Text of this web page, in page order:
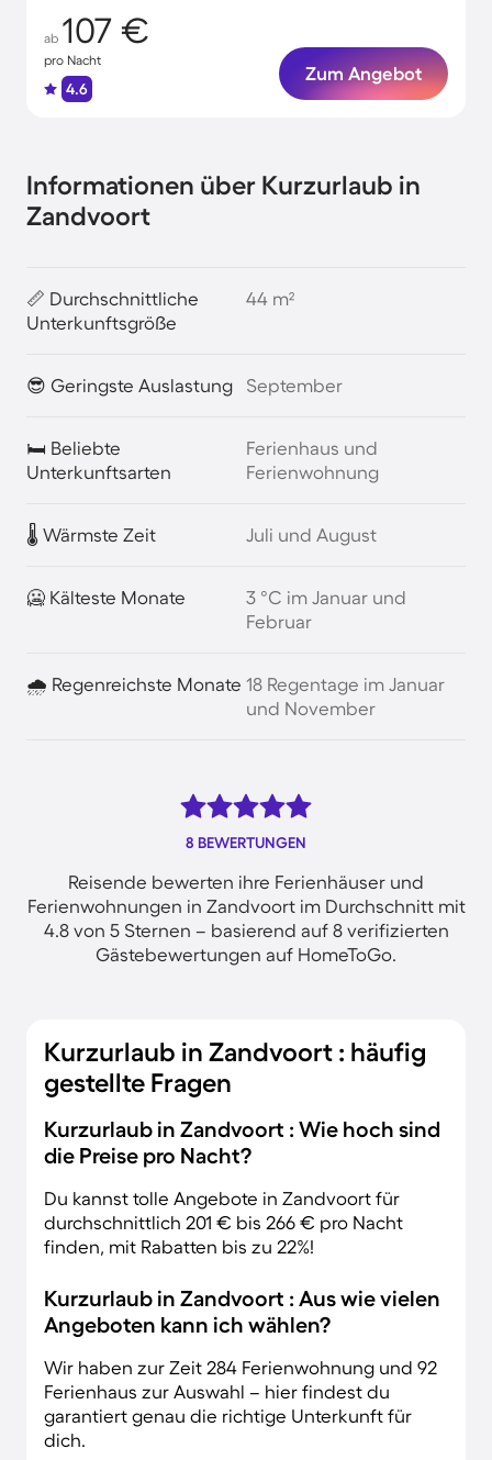
ab 107 €
pro Nacht
4.6
Zum Angebot
Informationen über Kurzurlaub in
Zandvoort
📏 Durchschnittliche
Unterkunftsgröße
44 m²
😎 Geringste Auslastung September
🛏️ Beliebte
Unterkunftsarten
Ferienhaus und
Ferienwohnung
🌡️ Wärmste Zeit Juli und August
🥶 Kälteste Monate
3 °C im Januar und
Februar
🌧️ Regenreichste Monate 18 Regentage im Januar
und November
8 BEWERTUNGEN
Reisende bewerten ihre Ferienhäuser und
Ferienwohnungen in Zandvoort im Durchschnitt mit
4.8 von 5 Sternen – basierend auf 8 verifizierten
Gästebewertungen auf HomeToGo.
Kurzurlaub in Zandvoort : häufig
gestellte Fragen
Kurzurlaub in Zandvoort : Wie hoch sind
die Preise pro Nacht?
Du kannst tolle Angebote in Zandvoort für
durchschnittlich 201 € bis 266 € pro Nacht
finden, mit Rabatten bis zu 22%!
Kurzurlaub in Zandvoort : Aus wie vielen
Angeboten kann ich wählen?
Wir haben zur Zeit 284 Ferienwohnung und 92
Ferienhaus zur Auswahl – hier findest du
garantiert genau die richtige Unterkunft für
dich.